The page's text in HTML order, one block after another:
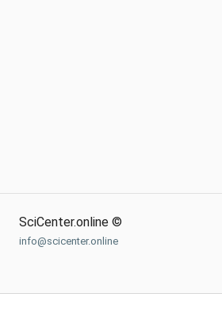
SciCenter.online ©
info@scicenter.online